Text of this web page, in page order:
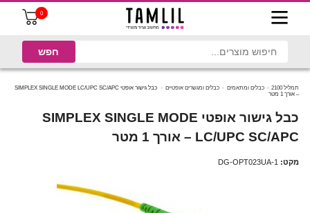
0
תמליל 2100 כבלים ומתאמים כבלים ומגשרים אופטיים
כבל גישור אופטי SIMPLEX SINGLE MODE LC/UPC SC/APC
– אורך 1 מטר
כבל גישור אופטי SIMPLEX SINGLE MODE
LC/UPC SC/APC – אורך 1 מטר
מקט: DG-OPT023UA-1